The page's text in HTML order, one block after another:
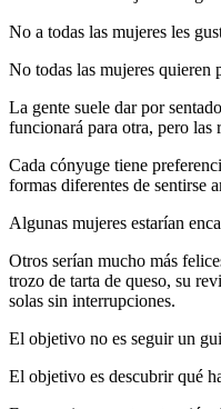
No a todas las mujeres les
No todas las mujeres quieren
La gente suele dar por
funcionará para otra, pero las
Cada cónyuge tiene
formas diferentes de sentirse
Algunas mujeres estarían
Otros serían mucho más
trozo de tarta de queso, su
solas sin interrupciones.
El objetivo no es seguir un
El objetivo es descubrir qué